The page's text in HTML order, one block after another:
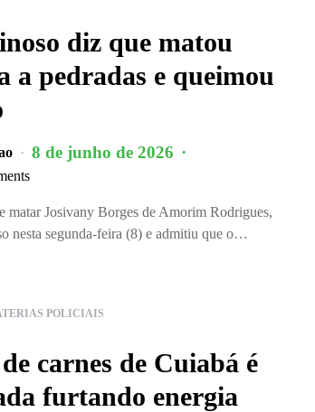
diz que matou
a pedradas e queimou
8 de junho de 2026
matar Josivany Borges de Amorim Rodrigues,
nesta segunda-feira (8) e admitiu que o…
POLICIAIS
carnes de Cuiabá é
furtando energia